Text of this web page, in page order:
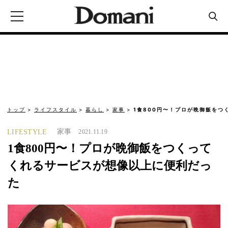
トップ ライフスタイル 暮らし 家事 1食800円〜！プロが晩御飯をつ
LIFESTYLE 家事 2021.11.19
1食800円〜！プロが晩御飯をつくって
くれるサービスが想像以上に便利だっ
た